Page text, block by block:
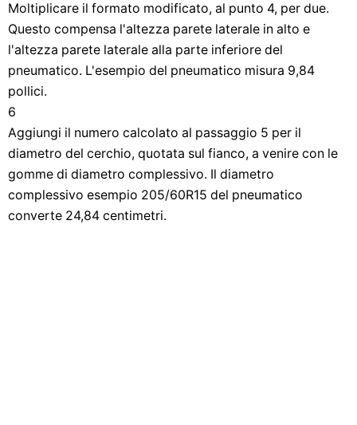
Moltiplicare il formato modificato, al punto 4, per due.
Questo compensa l'altezza parete laterale in alto e
l'altezza parete laterale alla parte inferiore del
pneumatico. L'esempio del pneumatico misura 9,84
pollici.
6
Aggiungi il numero calcolato al passaggio 5 per il
diametro del cerchio, quotata sul fianco, a venire con le
gomme di diametro complessivo. Il diametro
complessivo esempio 205/60R15 del pneumatico
converte 24,84 centimetri.